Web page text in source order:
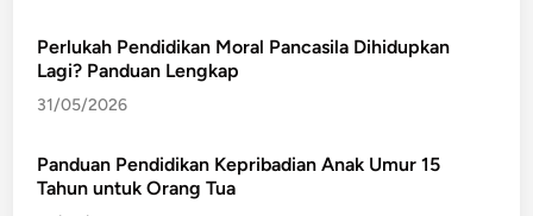
Perlukah Pendidikan Moral Pancasila Dihidupkan
Lagi? Panduan Lengkap
31/05/2026
Panduan Pendidikan Kepribadian Anak Umur 15
Tahun untuk Orang Tua